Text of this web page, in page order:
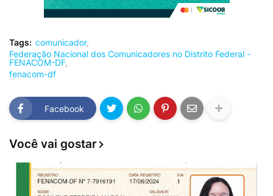
Tags: comunicador
Federação Nacional dos Comunicadores no Distrito Federal -
FENACOM-DF
fenacom-df
Facebook
Você vai gostar